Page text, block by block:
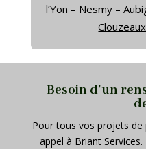
l’Yon – Nesmy –
Clouzeaux
Besoin d’un
Pour tous vos projets
appel à Briant